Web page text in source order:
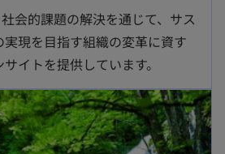
会的課題の解決を通じて、サス
現を目指す組織の変革に資す
イトを提供しています。